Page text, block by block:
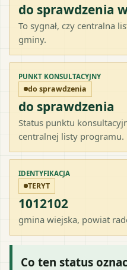
do sprawdzenia
To sygnał, czy centralna
gminy.
PUNKT KONSULTACYJNY
do sprawdzenia
do sprawdzenia
Status punktu
centralnej listy programu.
IDENTYFIKACJA
TERYT
1012102
gmina wiejska, powiat
Co ten status